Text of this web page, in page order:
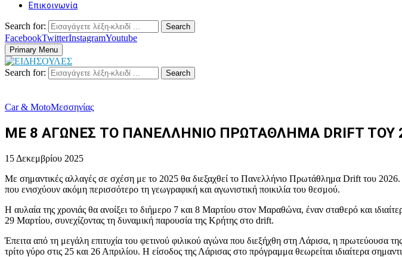
Επικοινωνία
Search for: Search
FacebookTwitterInstagramYoutube
Primary Menu
Search for: Search
Car & MotoΜεσσηνίας
ΜΕ 8 ΑΓΩΝΕΣ ΤΟ ΠΑΝΕΛΛΗΝΙΟ ΠΡΩΤΑΘΛΗΜΑ DRIFT ΤΟΥ
15 Δεκεμβρίου 2025
Με σημαντικές αλλαγές σε σχέση με το 2025 θα διεξαχθεί το Πανελλήνιο Πρωτάθλημα Drift του
που ενισχύουν ακόμη περισσότερο τη γεωγραφική και αγωνιστική ποικιλία του θεσμού.
Η αυλαία της χρονιάς θα ανοίξει το διήμερο 7 και 8 Μαρτίου στον Μαραθώνα, έναν σταθερό και
29 Μαρτίου, συνεχίζοντας τη δυναμική παρουσία της Κρήτης στο drift.
Έπειτα από τη μεγάλη επιτυχία του φετινού φιλικού αγώνα που διεξήχθη στη Λάρισα, η
τρίτο γύρο στις 25 και 26 Απριλίου. Η είσοδος της Λάρισας στο πρόγραμμα θεωρείται ιδιαίτερα